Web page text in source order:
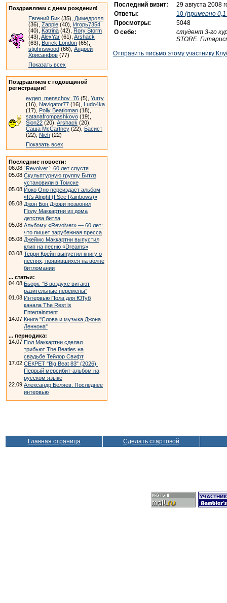
Поздравляем с днем рождения!
Евгений Бик (35), Димедролл
(36), Zapple (40), Игорь7354
(40), Katrina (42), Rory Storm
(43), AlexYar (61), Arshack
(63), Borick London (65),
stjohnswood (66), Андрей
Хрисанфов (77)
Показать всех
Поздравляем с годовщиной
регистрации!
evgen_menschov_76 (5), Yurry
(16), Navigator77 (16), Ludo4ka
(17), Polly Beatloman (18),
satanafrompashkovo (19),
Sion22 (20), Arshack (20),
Саша McCartney (22), Басист
(22), Nich (22)
Показать всех
Последние новости:
06.08 `Revolver`: 60 лет спустя
05.08 Скульптурную группу Битлз
установили в Томске
05.08 Йоко Оно переиздаст альбом
«It’s Alright (I See Rainbows)»
05.08 Джон Бон Джови позвонил
Полу Маккартни из дома
детства битла
05.08 Альбому «Revolver» — 60 лет:
что пишет зарубежная пресса
05.08 Джеймс Маккартни выпустил
клип на песню «Dreams»
03.08 Терри Крейн выпустил книгу о
песнях, появившихся на волне
битломании
... статьи:
04.08 Бьорк: “В воздухе витают
разительные перемены”
01.08 Интервью Пола для ЮТуб
канала The Rest is
Entertainment
14.07 Книга "Слова и музыка Джона
Леннона"
... периодика:
14.07 Пол Маккартни сделал
трибьют The Beatles на
свадьбе Тейлор Свифт
17.02 СЕКРЕТ "Big Beat 83" (2026).
Первый мерсибит-альбом на
русском языке
22.09 Александр Беляев. Последнее
интервью
Последний визит:
29 августа 2008
Ответы:
10 (примерно 0,1
Просмотры:
5048
О себе:
студент 3-го
STORE.
Отправить письмо этому участнику
Главная страница Сделать стартовой